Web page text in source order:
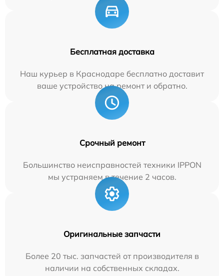
Бесплатная доставка
Наш курьер в Краснодаре бесплатно доставит
ваше устройство на ремонт и обратно.
Срочный ремонт
Большинство неисправностей техники IPPON
мы устраняем в течение 2 часов.
Оригинальные запчасти
Более 20 тыс. запчастей от производителя в
наличии на собственных складах.